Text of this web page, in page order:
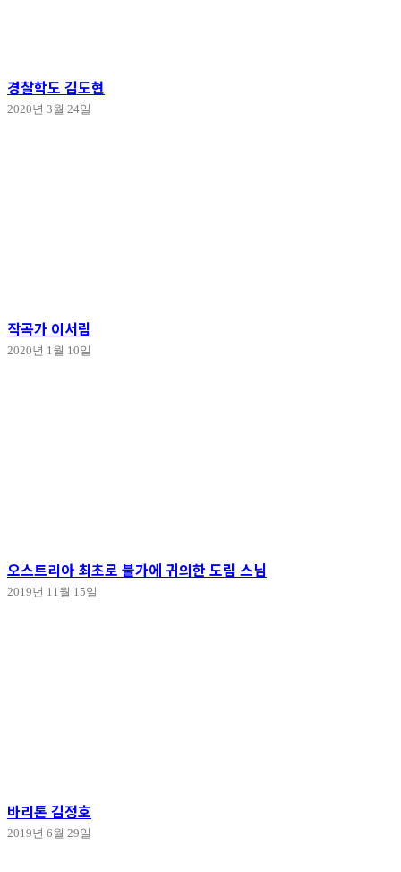
경찰학도 김도현
2020년 3월 24일
작곡가 이서림
2020년 1월 10일
오스트리아 최초로 불가에 귀의한 도림 스님
2019년 11월 15일
바리톤 김정호
2019년 6월 29일